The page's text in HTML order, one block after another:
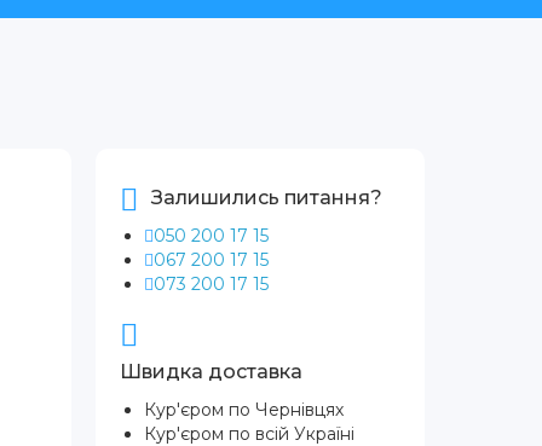
Залишились питання?
050 200 17 15
067 200 17 15
073 200 17 15
Швидка доставка
Кур'єром по Чернівцях
Кур'єром по всій Україні